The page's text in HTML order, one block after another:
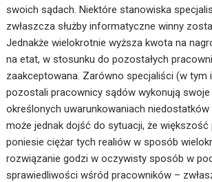
swoich sądach. Niektóre stanowiska
zwłaszcza służby informatyczne winny
Jednakże wielokrotnie wyższa kwota na
na etat, w stosunku do pozostałych
zaakceptowana. Zarówno specjaliści (w tym
pozostali pracownicy sądów wykonują
określonych uwarunkowaniach niedostatków
może jednak dojść do sytuacji, że
poniesie ciężar tych realiów w sposób
rozwiązanie godzi w oczywisty sposób w
sprawiedliwości wśród pracowników –